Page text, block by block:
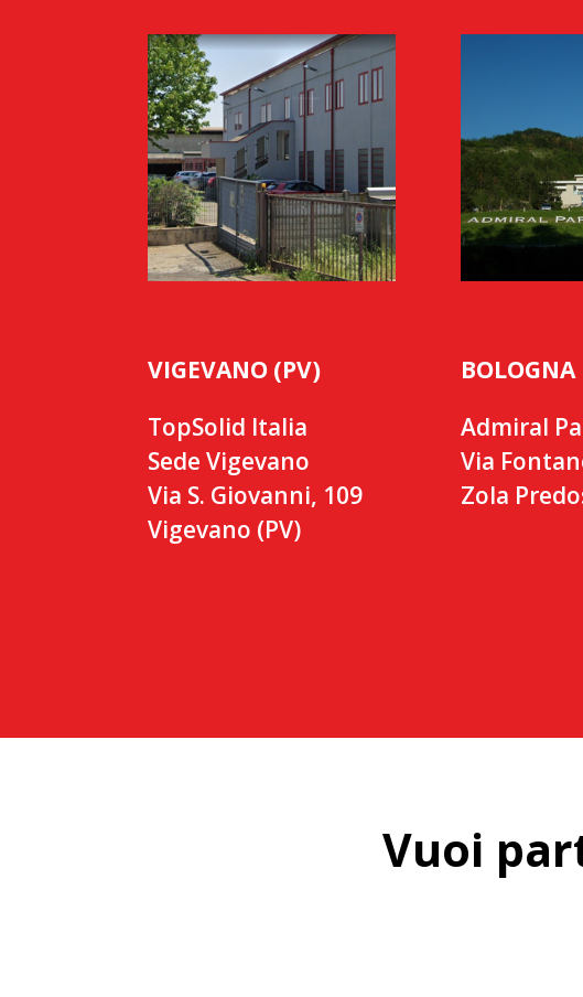
VIGEVANO (PV)
TopSolid Italia
Sede Vigevano
Via S. Giovanni, 109
Vigevano (PV)
BOLOGNA
Admiral
Via
Zola
Vuoi